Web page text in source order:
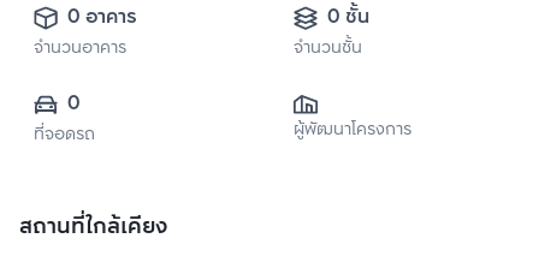
0 อาคาร
จำนวนอาคาร
0 ชั้น
จำนวนชั้น
0
ที่จอดรถ ผู้พัฒนาโครงการ
สถานที่ใกล้เคียง